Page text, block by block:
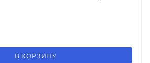
В КОРЗИНУ